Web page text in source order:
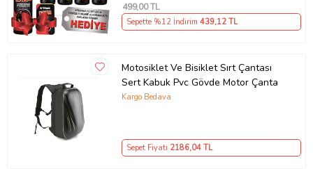
499,00 TL
Sepette %12 İndirim 439,12 TL
Motosiklet Ve Bisiklet Sırt Çantası
Sert Kabuk Pvc Gövde Motor Çanta
Kargo Bedava
Sepet Fiyatı 2186,04 TL